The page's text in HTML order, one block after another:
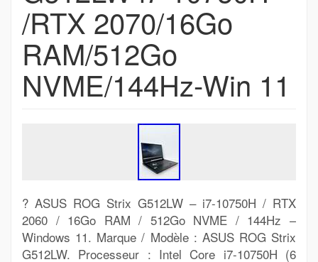
/RTX 2070/16Go
RAM/512Go
NVME/144Hz-Win 11
? ASUS ROG Strix G512LW – i7-10750H / RTX
2060 / 16Go RAM / 512Go NVME / 144Hz –
Windows 11. Marque / Modèle : ASUS ROG Strix
G512LW. Processeur : Intel Core i7-10750H (6